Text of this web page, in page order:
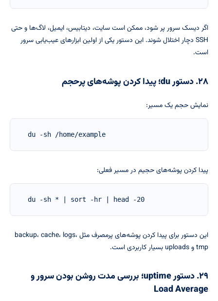
اگر دیسک سرور پر شود، ممکن است سایت، دیتابیس، ایمیل، لاگ‌ها و حتی
SSH دچار اختلال شوند. این دستور یکی از اولین ابزارهای عیب‌یابی سرور
است.
۲۸. دستور du؛ پیدا کردن پوشه‌های پرحجم
نمایش حجم یک مسیر:
du -sh /home/example
پیدا کردن پوشه‌های حجیم در مسیر فعلی:
du -sh * | sort -hr | head -20
این دستور برای پیدا کردن پوشه‌های پرمصرف مثل backup، cache، logs،
tmp و uploads بسیار کاربردی است.
۲۹. دستور uptime؛ بررسی مدت روشن بودن سرور و
Load Average